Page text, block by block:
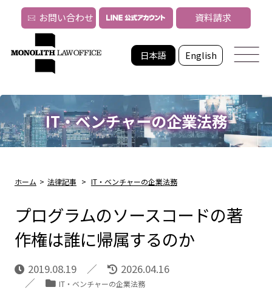
日本語 English
お問い合わせ 資料請求
IT・ベンチャーの企業法務
ホーム > 法律記事 > IT・ベンチャーの企業法務
プログラムのソースコードの著
作権は誰に帰属するのか
2019.08.19 2026.04.16
IT・ベンチャーの企業法務